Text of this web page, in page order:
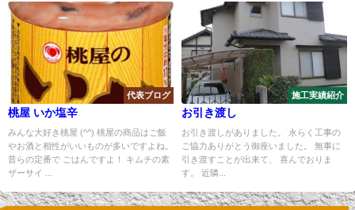
代表ブログ
桃屋 いか塩辛
みんな大好き桃屋 (^^) 桃屋の商品はご飯
やお酒と相性がいいものが多いですよね。
昔らの定番で ごはんですよ！ キムチの素
ザーサイ ...
施工実績紹介
お引き渡し
お引き渡しがありました。 永らく工事の
ご協力ありがとう御座いました。 無事に
引き渡すことが出来て、 喜んでおりま
す。 近隣...